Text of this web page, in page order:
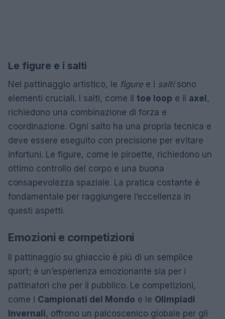
Le figure e i salti
Nel pattinaggio artistico, le figuree i saltisono
elementi cruciali. I salti, come il toe loop e il axel,
richiedono una combinazione di forza e
coordinazione. Ogni salto ha una propria tecnica e
deve essere eseguito con precisione per evitare
infortuni. Le figure, come le piroette, richiedono un
ottimo controllo del corpo e una buona
consapevolezza spaziale. La pratica costante è
fondamentale per raggiungere l’eccellenza in
questi aspetti.
Emozioni e competizioni
Il pattinaggio su ghiaccio è più di un semplice
sport; è un’esperienza emozionante sia per i
pattinatori che per il pubblico. Le competizioni,
come i Campionati del Mondo e le Olimpiadi
Invernali, offrono un palcoscenico globale per gli